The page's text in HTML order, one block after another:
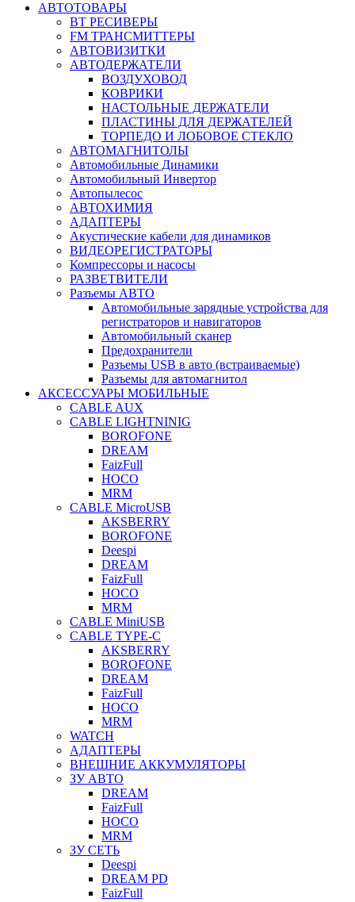
АВТОТОВАРЫ
BT РЕСИВЕРЫ
FM ТРАНСМИТТЕРЫ
АВТОВИЗИТКИ
АВТОДЕРЖАТЕЛИ
ВОЗДУХОВОД
КОВРИКИ
НАСТОЛЬНЫЕ ДЕРЖАТЕЛИ
ПЛАСТИНЫ ДЛЯ ДЕРЖАТЕЛЕЙ
ТОРПЕДО И ЛОБОВОЕ СТЕКЛО
АВТОМАГНИТОЛЫ
Автомобильные Динамики
Автомобильный Инвертор
Автопылесос
АВТОХИМИЯ
АДАПТЕРЫ
Акустические кабели для динамиков
ВИДЕОРЕГИСТРАТОРЫ
Компрессоры и насосы
РАЗВЕТВИТЕЛИ
Разъемы АВТО
Автомобильные зарядные устройства для
регистраторов и навигаторов
Автомобильный сканер
Предохранители
Разъемы USB в авто (встраиваемые)
Разъемы для автомагнитол
АКСЕССУАРЫ МОБИЛЬНЫЕ
CABLE AUX
CABLE LIGHTNINIG
BOROFONE
DREAM
FaizFull
HOCO
MRM
CABLE MicroUSB
AKSBERRY
BOROFONE
Deespi
DREAM
FaizFull
HOCO
MRM
CABLE MiniUSB
CABLE TYPE-C
AKSBERRY
BOROFONE
DREAM
FaizFull
HOCO
MRM
WATCH
АДАПТЕРЫ
ВНЕШНИЕ АККУМУЛЯТОРЫ
ЗУ АВТО
DREAM
FaizFull
HOCO
MRM
ЗУ СЕТЬ
Deespi
DREAM PD
FaizFull